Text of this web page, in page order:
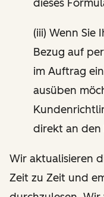
dieses
(iii) Wenn Sie
Bezug auf
im Auftrag
ausüben
direkt an den
Wir aktualisieren
Zeit zu Zeit und